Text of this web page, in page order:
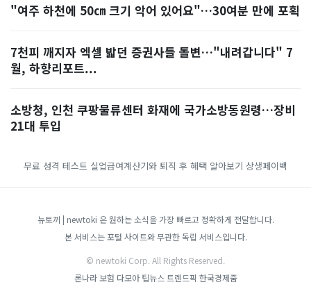
"여주 하천에 50㎝ 크기 악어 있어요"…30여분 만에 포획
7천피 깨지자 엑셀 밟던 증권사들 돌변…"내려갑니다" 7
월, 하향리포트...
소방청, 인천 쿠팡물류센터 화재에 국가소방동원령…장비
21대 투입
무료 성격 테스트 실업급여계산기와 퇴직 후 혜택 알아보기 상생페이백
뉴토끼 | newtoki 은 원하는 소식을 가장 빠르고 정확하게 전달합니다.
본 서비스는 포털 사이트와 무관한 독립 서비스입니다.
© newtoki Corp. All Rights Reserved.
론나라 보험 다모아 팁뉴스 트렌드픽 한국경제줌